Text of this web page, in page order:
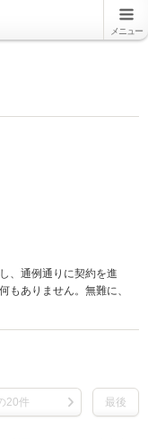
メニュー
、通例通りに契約を進
もありません。無難に、
20件 最後